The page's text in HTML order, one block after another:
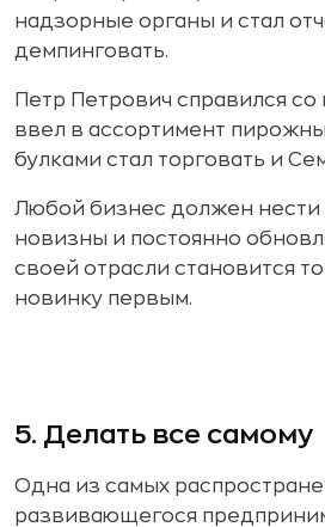
надзорные органы и стал
демпинговать.
Петр Петрович справился со
ввел в ассортимент
булками стал торговать и
Любой бизнес должен нести
новизны и постоянно
своей отрасли становится
новинку первым.
5. Делать все самому
Одна из самых
развивающегося